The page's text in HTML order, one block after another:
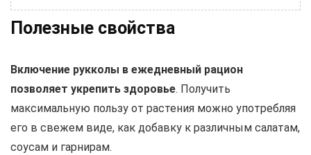
Полезные свойства
Включение рукколы в ежедневный рацион
позволяет укрепить здоровье. Получить
максимальную пользу от растения можно употребляя
его в свежем виде, как добавку к различным салатам,
соусам и гарнирам.